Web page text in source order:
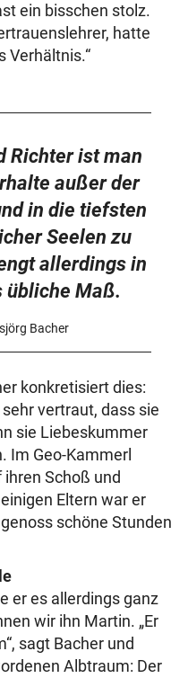
ein bisschen stolz.
hatte
Verhältnis.“
Richter ist man
außer der
in die tiefsten
Seelen zu
allerdings in
übliche Maß.
Bacher
konkretisiert dies:
vertraut, dass sie
sie Liebeskummer
Im Geo-Kammerl
Schoß und
Eltern war er
schöne Stunden
er es allerdings ganz
wir ihn Martin. „Er
sagt Bacher und
Albtraum: Der